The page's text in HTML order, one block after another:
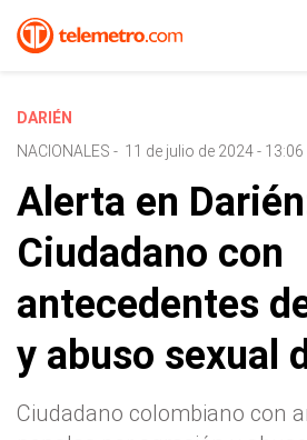
DARIÉN
NACIONALES - 11 de julio de 2024 - 13:06
Alerta en
Ciudadano con
antecedentes
y abuso sexual
Ciudadano colombiano con